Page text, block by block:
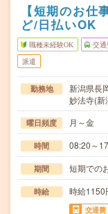
【短期のお仕
ど/日払いOK
職種未経験OK 交通
派遣
勤務地
新潟県長
妙法寺(新
曜日頻度 月～金
時間 08:20～
期間 短期での
時給 時給1150
交通費